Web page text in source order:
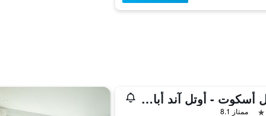
موتل أسكوت - أوتل آند أبارتمنتس
ممتاز 8.1